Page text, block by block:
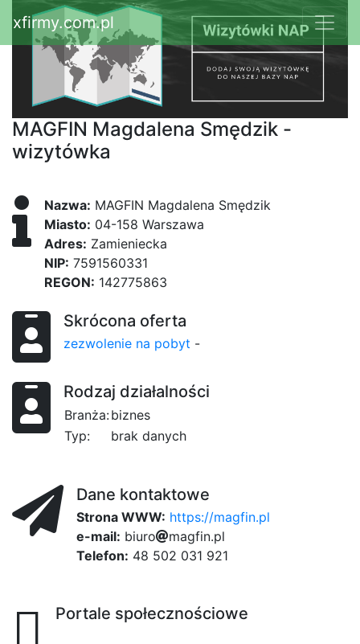
xfirmy.com.pl
MAGFIN Magdalena Smędzik -
wizytówka
Nazwa: MAGFIN Magdalena Smędzik
Miasto: 04-158 Warszawa
Adres: Zamieniecka
NIP: 7591560331
REGON: 142775863
Skrócona oferta
zezwolenie na pobyt -
Rodzaj działalności
Branża:biznes
Typ:
brak danych
Dane kontaktowe
Strona WWW: https://magfin.pl
e-mail: 0
biuro9 a
magf0
in.pl
Telefon: 48 502 031 921
Portale społecznościowe